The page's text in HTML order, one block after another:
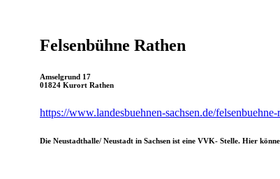
Felsenbühne Rathen
Amselgrund 17
01824 Kurort Rathen
https://www.landesbuehnen-sachsen.de/
Die Neustadthalle/ Neustadt in Sachsen ist eine VVK- Stelle. Hier